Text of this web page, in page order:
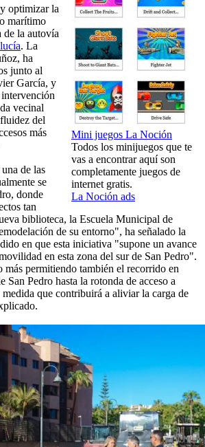
Mini juegos La Noción
Todos los minijuegos que te
vas a encontrar aquí son
completamente juegos de
internet gratis.
La Noción ads
optimizar la
marítimo
de la autovía
. La
ha
junto al
García, y
vecinal
del
más
de las
se
donde
tan
biblioteca, la Escuela Municipal de
de su entorno", ha señalado la
en que esta iniciativa "supone un avance
en esta zona del sur de San Pedro".
más permitiendo también el recorrido en
San Pedro hasta la rotonda de acceso a
medida que contribuirá a aliviar la carga de